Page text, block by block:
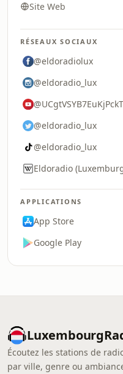
Site Web
RÉSEAUX SOCIAUX
@eldoradiolux
@eldoradio_lux
@eldoradio_lux
@eldoradio_lux
Eldoradio
APPLICATIONS
App Store
Google Play
Écoutez les stations de
par ville, genre ou